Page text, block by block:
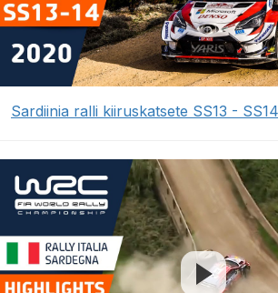
Sardiinia ralli kiiruskatsete SS13 -